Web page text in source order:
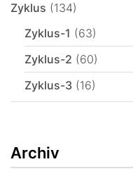
Zyklus (134)
Zyklus-1 (63)
Zyklus-2 (60)
Zyklus-3 (16)
Archiv